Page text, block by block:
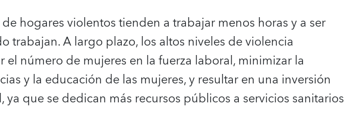
hogares violentos tienden a trabajar menos horas y a ser
trabajan. A largo plazo, los altos niveles de violencia
número de mujeres en la fuerza laboral, minimizar la
y la educación de las mujeres, y resultar en una inversión
que se dedican más recursos públicos a servicios sanitarios